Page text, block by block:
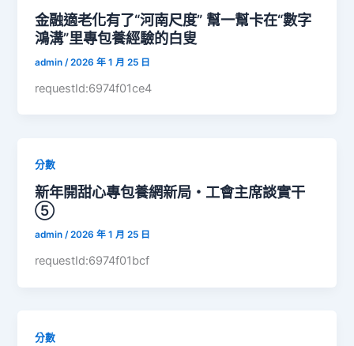
金融適老化有了“河南尺度” 幫一幫卡在“數字
鴻溝”里專包養經驗的白叟
admin /2026 年 1 月 25 日
requestId:6974f01ce4
分數
新年開甜心專包養網新局・工會主席談實干
⑤
admin/2026 年 1 月 25 日
requestId:6974f01bcf
分數